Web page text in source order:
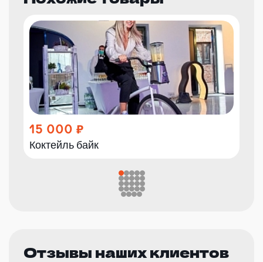
15 000
Коктейль байк
Отзывы наших клиентов